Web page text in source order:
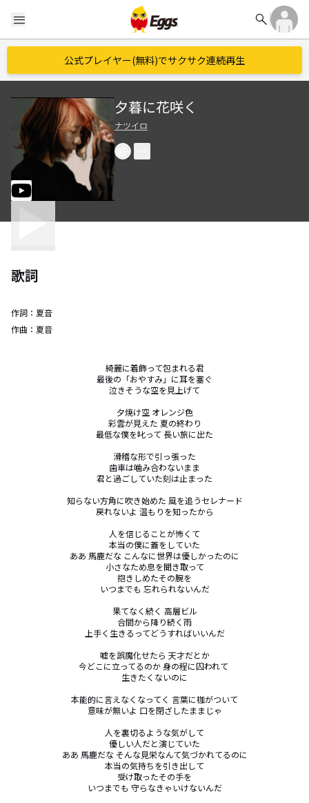
menu search
公式プレイヤー(無料)でサクサク連続再生
夕暮に花咲く
ナツイロ
歌詞
作詞： 夏音
作曲： 夏音
綺麗に着飾って包まれる君
最後の「おやすみ」に耳を塞ぐ
泣きそうな空を見上げて
夕焼け空 オレンジ色
彩雲が見えた 夏の終わり
最低な僕を叱って 長い旅に出た
滑稽な形で引っ張った
歯車は噛み合わないまま
君と過ごしていた刻は止まった
知らない方角に吹き始めた 風を追うセレナード
戻れないよ 温もりを知ったから
人を信じることが怖くて
本当の僕に蓋をしていた
ああ 馬鹿だな こんなに世界は優しかったのに
小さなため息を聞き取って
抱きしめたその腕を
いつまでも 忘れられないんだ
果てなく続く 高層ビル
合間から降り続く雨
上手く生きるってどうすればいいんだ
嘘を誤魔化せたら 天才だとか
今どこに立ってるのか 身の程に囚われて
生きたくないのに
本能的に言えなくなってく 言葉に枷がついて
意味が無いよ 口を閉ざしたままじゃ
人を裏切るような気がして
優しい人だと演じていた
ああ 馬鹿だな そんな見栄なんて気づかれてるのに
本当の気持ちを引き出して
受け取ったその手を
いつまでも 守らなきゃいけないんだ